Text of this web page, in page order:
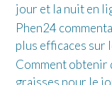
jour et la nuit en
Phen24
plus efficaces sur
Comment obtenir
graisses pour le